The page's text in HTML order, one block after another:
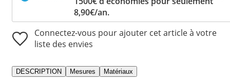
8,90€/an.
Connectez-vous pour ajouter cet article à votre
liste des envies
DESCRIPTION Mesures Matériaux